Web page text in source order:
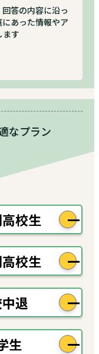
答の内容に沿っ
あった情報やア
ます
なプラン
校生
校生
退
生